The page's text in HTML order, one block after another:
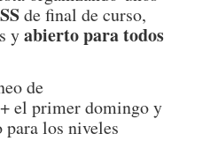
de final de curso,
yabierto para todos
de
el primer domingo y
los niveles